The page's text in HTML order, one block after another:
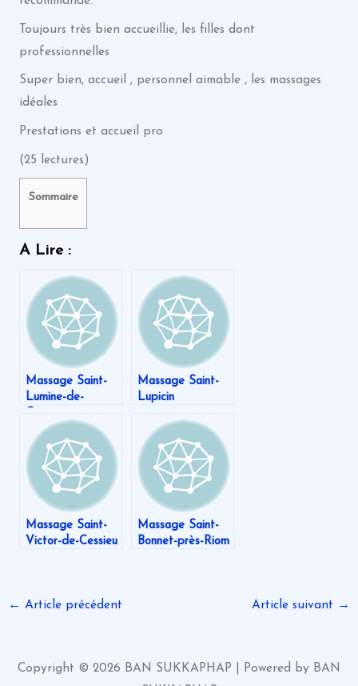
Toujours très bien accueillie, les filles dont
professionnelles
Super bien, accueil , personnel aimable , les massages
idéales
Prestations et accueil pro
(25 lectures)
Sommaire
A Lire :
Massage Saint-
Lumine-de-
Massage Saint-
Lupicin
Massage Saint-
Victor-de-Cessieu
Massage Saint-
Bonnet-près-Riom
← Article précédent Article suivant →
Copyright © 2026 BAN SUKKAPHAP | Powered by BAN